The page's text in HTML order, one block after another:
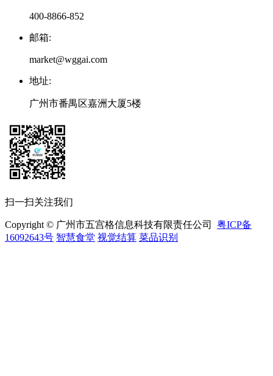
400-8866-852
邮箱:
market@wggai.com
地址:
广州市番禺区嘉洲大厦5楼
扫一扫关注我们
Copyright © 广州市五宫格信息科技有限责任公司 粤ICP备
16092643号 智慧食堂 视觉结算 菜品识别